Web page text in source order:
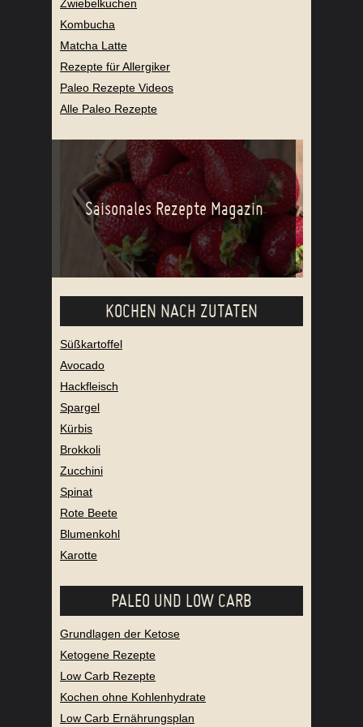
Zwiebelkuchen
Kombucha
Matcha Latte
Rezepte für Allergiker
Paleo Rezepte Videos
Alle Paleo Rezepte
Saisonales Rezepte Magazin
KOCHEN NACH ZUTATEN
Süßkartoffel
Avocado
Hackfleisch
Spargel
Kürbis
Brokkoli
Zucchini
Spinat
Rote Beete
Blumenkohl
Karotte
PALEO UND LOW CARB
Grundlagen der Ketose
Ketogene Rezepte
Low Carb Rezepte
Kochen ohne Kohlenhydrate
Low Carb Ernährungsplan